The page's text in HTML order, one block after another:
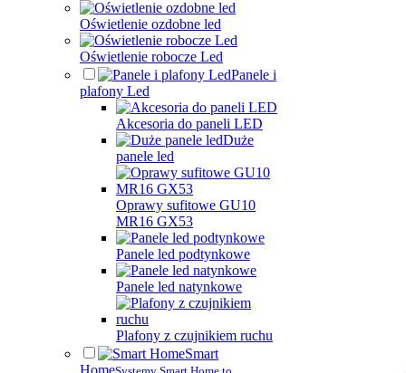
Oświetlenie ozdobne led
Oświetlenie robocze Led
Panele i
plafony Led
Akcesoria do paneli LED
Duże
panele led
Oprawy sufitowe GU10
MR16 GX53
Panele led podtynkowe
Panele led natynkowe
Plafony z czujnikiem ruchu
Smart
Home